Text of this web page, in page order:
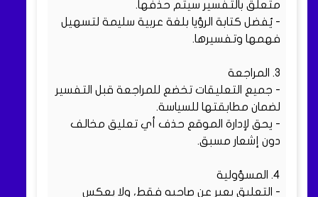
متعلق بالتفسير سيتم حذفها.
- يُفضل كتابة الرؤيا بلغة عربية سليمة لتسهيل
فهمها وتفسيرها.
3. المراجعة
- جميع التعليقات تخضع للمراجعة قبل التفسير
لضمان مطابقتها للسياسة.
- يحق لإدارة الموقع حذف أي تعليق مخالف
دون إشعار مسبق.
4. المسؤولية
- التعليق يعبر عن صاحبه فقط، ولا يعكس